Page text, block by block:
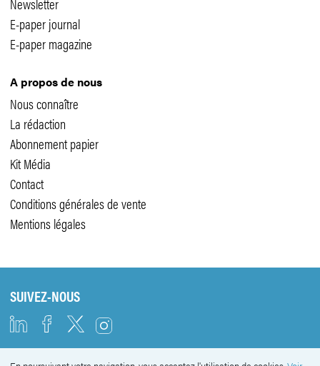
E-paper journal
E-paper magazine
A propos de nous
Nous connaître
La rédaction
Abonnement papier
Kit Média
Contact
Conditions générales de vente
Mentions légales
SUIVEZ-NOUS